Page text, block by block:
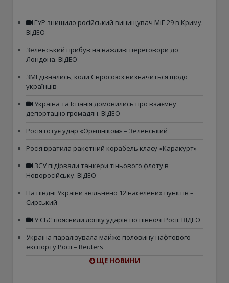
ГУР знищило російський винищувач МіГ-29 в Криму.
ВІДЕО
Зеленський прибув на важливі переговори до
Лондона. ВІДЕО
ЗМІ дізнались, коли Євросоюз визначиться щодо
українців
Україна та Іспанія домовились про взаємну
депортацію громадян. ВІДЕО
Росія готує удар «Орєшніком» – Зеленський
Росія вратила ракетний корабель класу «Каракурт»
ЗСУ підірвали танкери тіньового флоту в
Новоросійську. ВІДЕО
На півдні України звільнено 12 населених пунктів –
Сирський
У СБС пояснили логіку ударів по півночі Росії. ВІДЕО
Україна паралізувала майже половину нафтового
експорту Росії – Reuters
ЩЕ НОВИНИ